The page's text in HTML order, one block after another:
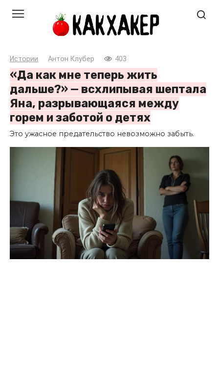
Истории Антон Клубер 403
«Да как мне теперь жить
дальше?» — всхлипывая шептала
Яна, разрывающаяся между
горем и заботой о детях
Это ужасное предательство невозможно забыть.